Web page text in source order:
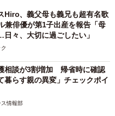
Hiro、義父母も義兄も超有名歌
兼俳優が第1子出産を報告「母
々、大切に過ごしたい」
相談が3割増加 帰省時に確認
暮らす親の異変」チェックポイ
ス情報部